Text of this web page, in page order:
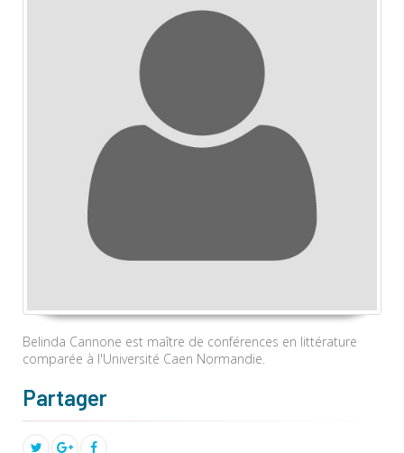
Belinda Cannone est maître de conférences en littérature
comparée à l'Université Caen Normandie.
Partager